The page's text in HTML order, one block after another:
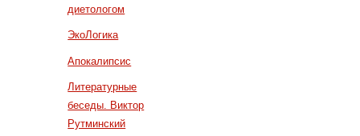
диетологом
ЭкоЛогика
Апокалипсис
Литературные
беседы. Виктор
Рутминский